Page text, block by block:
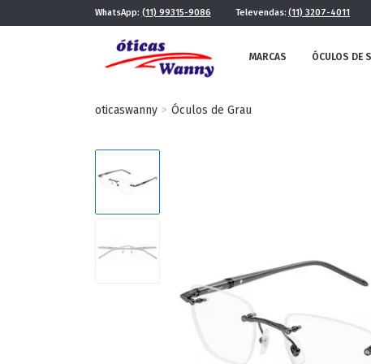
WhatsApp: (11) 99315-9086 Televendas: (11) 3207-4011
MARCAS ÓCULOS DE
MASCULINO
FUTURISTA
oticaswanny Óculos de Grau